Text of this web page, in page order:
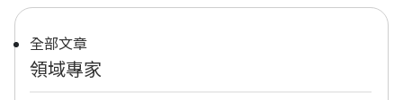
全部文章
領域專家